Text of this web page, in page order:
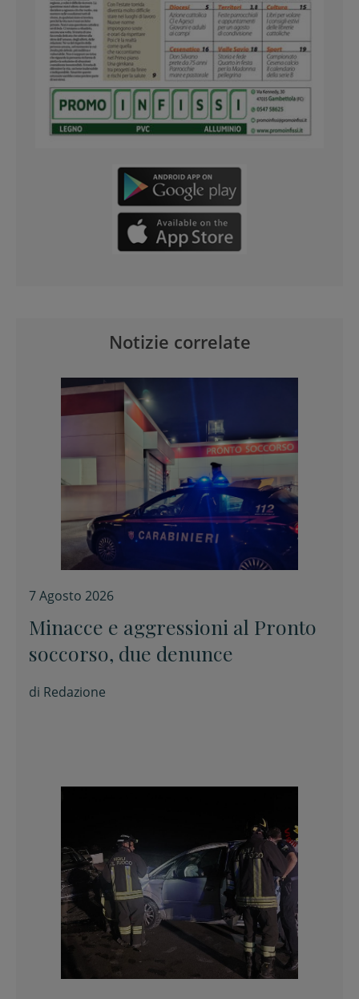
Notizie correlate
7 Agosto 2026
Minacce e aggressioni al Pronto
soccorso, due denunce
di Redazione